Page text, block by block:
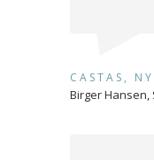
CASTAS,
Birger